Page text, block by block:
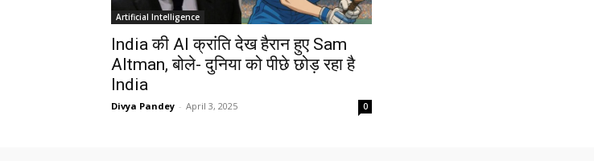
Artificial Intelligence
India की AI क्रांति देख हैरान हुए Sam
Altman, बोले- दुनिया को पीछे छोड़ रहा है
India
Divya Pandey - April 3, 2025 0